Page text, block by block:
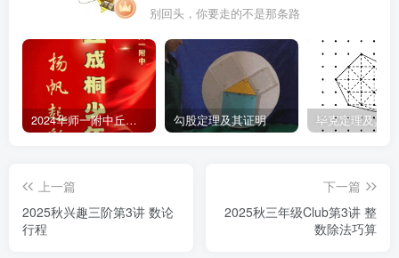
别回头，你要走的不是那条路
2024华师一附中丘班游园考试真题 勾股定理及其证明 毕克定理及其
上一篇
2025秋兴趣三阶第3讲 数论
行程
下一篇
2025秋三年级Club第3讲 整
数除法巧算